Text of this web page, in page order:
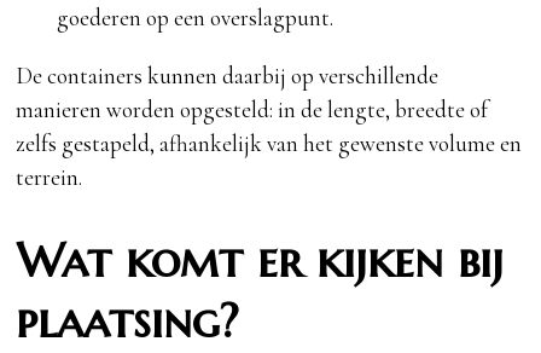
goederen op een overslagpunt.
De containers kunnen daarbij op verschillende
manieren worden opgesteld: in de lengte, breedte of
zelfs gestapeld, afhankelijk van het gewenste volume en
terrein.
Wat komt er kijken bij
plaatsing?